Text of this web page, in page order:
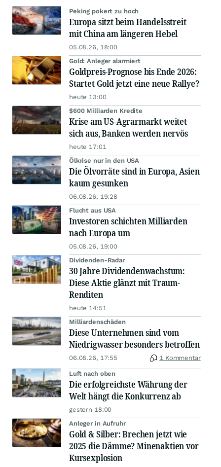
Peking pokert zu hoch
Europa sitzt beim Handelsstreit
mit China am längeren Hebel
05.08.26, 18:00
Gold: Anleger alarmiert
Goldpreis-Prognose bis Ende 2026:
Startet Gold jetzt eine neue Rallye?
heute 13:00
$600 Milliarden Kredite
Krise am US-Agrarmarkt weitet
sich aus, Banken werden nervös
heute 17:01
Ölkrise nur in den USA
Die Ölvorräte sind in Europa, Asien
kaum gesunken
06.08.26, 19:28
Flucht aus USA
Investoren schichten Milliarden
nach Europa um
05.08.26, 19:00
Dividenden-Radar
30 Jahre Dividendenwachstum:
Diese Aktie glänzt mit Traum-
Renditen
heute 14:51
Milliardenschäden
Diese Unternehmen sind vom
Niedrigwasser besonders betroffen
06.08.26, 17:55 1 Kommentar
Luft nach oben
Die erfolgreichste Währung der
Welt hängt die Konkurrenz ab
gestern 18:00
Anleger in Aufruhr
Gold & Silber: Brechen jetzt wie
2025 die Dämme? Minenaktien vor
Kursexplosion